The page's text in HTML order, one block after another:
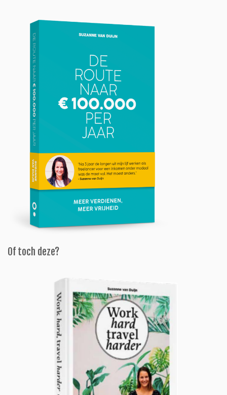
Of toch deze?